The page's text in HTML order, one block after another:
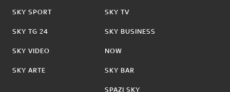
SKY SPORT
SKY TG 24
SKY VIDEO
SKY ARTE
SKY TV
SKY BUSINESS
NOW
SKY BAR
SPAZI SKY